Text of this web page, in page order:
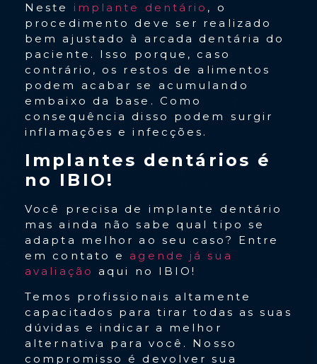
Neste implante dentário , o
procedimento deve ser realizado
bem ajustado à arcada dentária do
paciente. Isso porque, caso
contrário, os restos de alimentos
podem acabar se acumulando
embaixo da base. Como
consequência disso podem surgir
inflamações e infecções.
Implantes dentários é
no IBIO!
Você precisa de implante dentário
mas ainda não sabe qual tipo se
adapta melhor ao seu caso? Entre
em contato e agende já sua
avaliação aqui no IBIO!
Temos profissionais altamente
capacitados para tirar todas as suas
dúvidas e indicar a melhor
alternativa para você. Nosso
compromisso é devolver sua